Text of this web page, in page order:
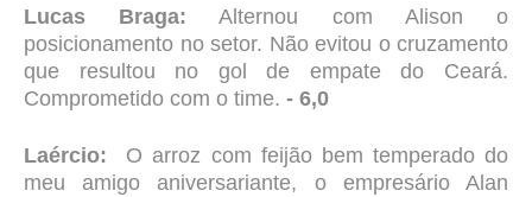
Lucas Braga: Alternou com Alison o
posicionamento no setor. Não evitou o cruzamento
que resultou no gol de empate do Ceará.
Comprometido com o time. - 6,0
Laércio: O arroz com feijão bem temperado do
meu amigo aniversariante, o empresário Alan